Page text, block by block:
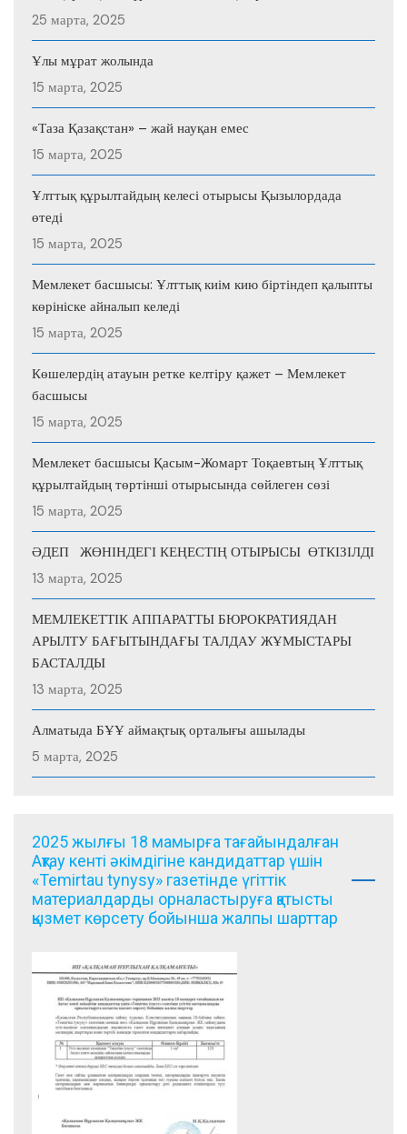
25 марта, 2025
Ұлы мұрат жолында
15 марта, 2025
«Таза Қазақстан» – жай науқан емес
15 марта, 2025
Ұлттық құрылтайдың келесі отырысы Қызылордада
өтеді
15 марта, 2025
Мемлекет басшысы: Ұлттық киім кию біртіндеп қалыпты
көрініске айналып келеді
15 марта, 2025
Көшелердің атауын ретке келтіру қажет – Мемлекет
басшысы
15 марта, 2025
Мемлекет басшысы Қасым-Жомарт Тоқаевтың Ұлттық
құрылтайдың төртінші отырысында сөйлеген сөзі
15 марта, 2025
ӘДЕП ЖӨНІНДЕГІ КЕҢЕСТІҢ ОТЫРЫСЫ ӨТКІЗІЛДІ
13 марта, 2025
МЕМЛЕКЕТТІК АППАРАТТЫ БЮРОКРАТИЯДАН
АРЫЛТУ БАҒЫТЫНДАҒЫ ТАЛДАУ ЖҰМЫСТАРЫ
БАСТАЛДЫ
13 марта, 2025
Алматыда БҰҰ аймақтық орталығы ашылады
5 марта, 2025
2025 жылғы 18 мамырға тағайындалған
Ақтау кенті әкімдігіне кандидаттар үшін
«Temirtau tynysy» газетінде үгіттік
материалдарды орналастыруға қатысты
қызмет көрсету бойынша жалпы шарттар